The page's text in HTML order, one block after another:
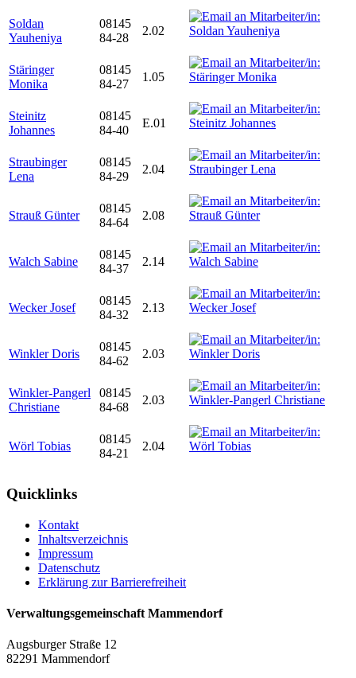
Soldan
Yauheniya
08145
84-28
2.02
Stäringer
Monika
08145
84-27
1.05
Steinitz
Johannes
08145
84-40
E.01
Straubinger
Lena
08145
84-29
2.04
Strauß Günter
08145
84-64
2.08
Walch Sabine
08145
84-37
2.14
Wecker Josef
08145
84-32
2.13
Winkler Doris
08145
84-62
2.03
Winkler-Pangerl
Christiane
08145
84-68
2.03
Wörl Tobias
08145
84-21
2.04
Quicklinks
Kontakt
Inhaltsverzeichnis
Impressum
Datenschutz
Erklärung zur Barrierefreiheit
Verwaltungsgemeinschaft Mammendorf
Augsburger Straße 12
82291 Mammendorf